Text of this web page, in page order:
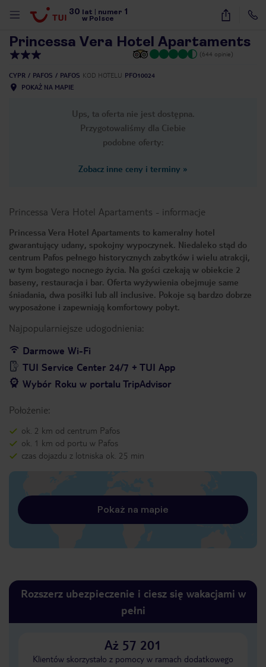
30 lat numer 1
w Polsce
11
Princessa Vera Hotel Apartaments
(644 opinie)
CYPR PAFOS PAFOS KOD HOTELU PFO10024
POKAŻ NA MAPIE
Ups, ta oferta nie jest dostępna.
Przygotowaliśmy dla Ciebie
podobne oferty:
Zobacz inne ceny i terminy »
Princessa Vera Hotel Apartaments - informacje
Princessa Vera Hotel Apartaments to kameralny hotel
gwarantujący udany, spokojny wypoczynek. Niedaleko stąd do
centrum Pafos pełnego historycznych zabytków i wielu atrakcji,
w tym bogatego nocnego życia. Na gości czekają w obiekcie 2
baseny, restauracja i bar. Oferta wyżywienia obejmuje same
śniadania, dwa posiłki lub all inclusive. Pokoje są bardzo dobrze
wyposażone i zapewniają komfortowy pobyt.
Najpopularniejsze udogodnienia:
Darmowe Wi-Fi
TUI Service Center 24/7 + TUI App
Wybór Roku w portalu TripAdvisor
Położenie:
ok. 2 km od centrum Pafos
ok. 1 km od portu w Pafos
czas dojazdu z lotniska ok. 25 min
Pokaż na mapie
Rozszerz ubezpieczenie i ciesz się wakacjami w
pełni
Aż 57 201
Klientów skorzystało z pomocy w ramach dodatkowego